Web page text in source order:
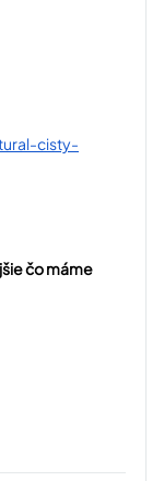
cisty-
čo máme